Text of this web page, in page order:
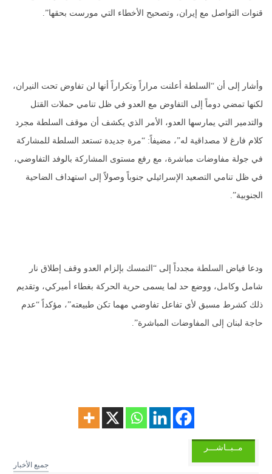
قنوات التواصل مع إيران، وتصحيح الأخطاء التي مورست بحقها”.
وأشار إلى أن “السلطة أعلنت مراراً وتكراراً أنها لن تفاوض تحت النيران،
لكنها تمضي دوماً إلى التفاوض مع العدو في ظل تنامي حملات القتل
والتدمير التي يمارسها العدو، الأمر الذي يكشف أن موقف السلطة مجرد
كلام فارغ لا مصداقية له”، مضيفاً: “مرة جديدة تستعد السلطة للمشاركة
في جولة مفاوضات مباشرة، مع رفع مستوى المشاركة بالوفد التفاوضي،
في ظل تنامي التصعيد الإسرائيلي جنوباً وصولاً إلى استهداف الضاحية
الجنوبية”.
ودعا فياض السلطة مجدداً إلى “التمسك بإلزام العدو وقف إطلاق نار
شامل وكامل، ووضع حد لما يسمى حرية الحركة بغطاء أميركي، وتقديم
ذلك كشرط مسبق لأي تفاعل تفاوضي مهما تكن طبيعته”، مؤكداً “عدم
حاجة لبنان إلى المفاوضات المباشرة”.
مــبــاشـــر
جميع الأخبار